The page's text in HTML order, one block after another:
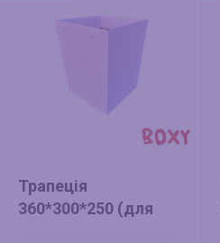
Трапеція
360*300*250 (для